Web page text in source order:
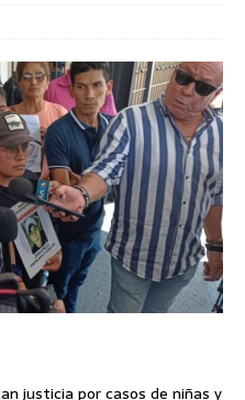
justicia por casos de niñas y